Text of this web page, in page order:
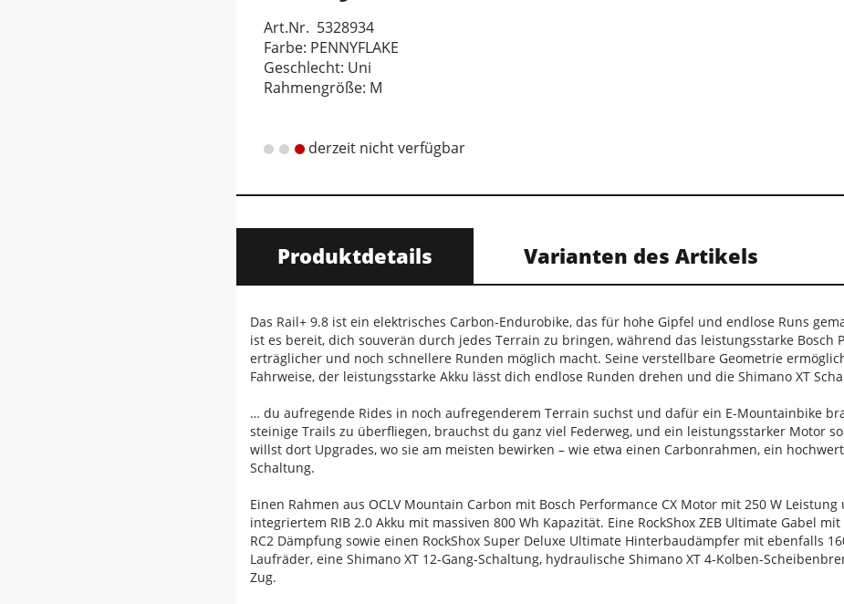
Art.Nr. 5328934
Farbe: PENNYFLAKE
Geschlecht: Uni
Rahmengröße: M
derzeit nicht verfügbar
Produktdetails Varianten des Artikels
Das Rail+ 9.8 ist ein elektrisches Carbon-Endurobike, das für hohe Gipfel und endlose Runs
ist es bereit, dich souverän durch jedes Terrain zu bringen, während das leistungsstarke Bosch
erträglicher und noch schnellere Runden möglich macht. Seine verstellbare Geometrie
Fahrweise, der leistungsstarke Akku lässt dich endlose Runden drehen und die Shimano XT
… du aufregende Rides in noch aufregenderem Terrain suchst und dafür ein E-Mountainbike
steinige Trails zu überfliegen, brauchst du ganz viel Federweg, und ein leistungsstarker Motor
willst dort Upgrades, wo sie am meisten bewirken – wie etwa einen Carbonrahmen, ein
Schaltung.
Einen Rahmen aus OCLV Mountain Carbon mit Bosch Performance CX Motor mit 250 W
integriertem RIB 2.0 Akku mit massiven 800 Wh Kapazität. Eine RockShox ZEB Ultimate Gabel
RC2 Dämpfung sowie einen RockShox Super Deluxe Ultimate Hinterbaudämpfer mit ebenfalls
Laufräder, eine Shimano XT 12-Gang-Schaltung, hydraulische Shimano XT 4-Kolben-
Zug.